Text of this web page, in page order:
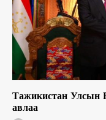
Тажикистан Улсын
авлаа